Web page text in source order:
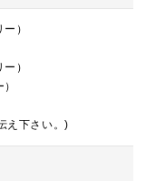
）
）
え下さい。)